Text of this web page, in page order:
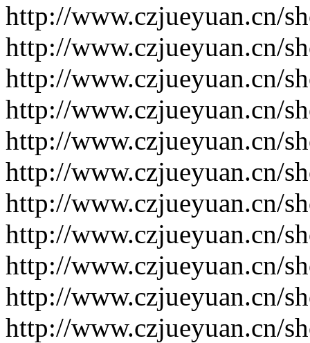
http://www.czjueyuan.cn/
http://www.czjueyuan.cn/
http://www.czjueyuan.cn/
http://www.czjueyuan.cn/
http://www.czjueyuan.cn/
http://www.czjueyuan.cn/
http://www.czjueyuan.cn/
http://www.czjueyuan.cn/
http://www.czjueyuan.cn/
http://www.czjueyuan.cn/
http://www.czjueyuan.cn/